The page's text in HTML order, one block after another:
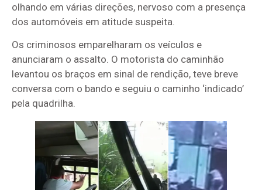
olhando em várias direções, nervoso com a presença
dos automóveis em atitude suspeita.
Os criminosos emparelharam os veículos e
anunciaram o assalto. O motorista do caminhão
levantou os braços em sinal de rendição, teve breve
conversa com o bando e seguiu o caminho ‘indicado’
pela quadrilha.